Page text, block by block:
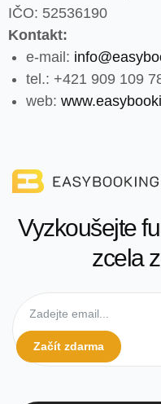
IČO: 52536190
Kontakt:
e-mail:
tel.: +421 909 109
web:
Vyzkoušejte
zcela
Začít zdarma